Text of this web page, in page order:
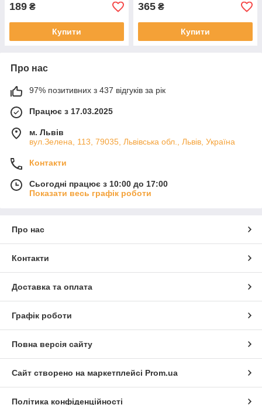
189 ₴
Купити
365 ₴
Купити
Про нас
97% позитивних з 437 відгуків за рік
Працює з 17.03.2025
м. Львів
вул.Зелена, 113, 79035, Львівська обл., Львів, Україна
Контакти
Сьогодні працює з 10:00 до 17:00
Показати весь графік роботи
Про нас
Контакти
Доставка та оплата
Графік роботи
Повна версія сайту
Сайт створено на маркетплейсі Prom.ua
Політика конфіденційності